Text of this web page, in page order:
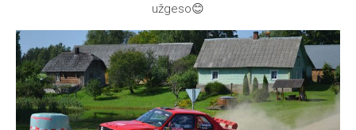
užgeso😊